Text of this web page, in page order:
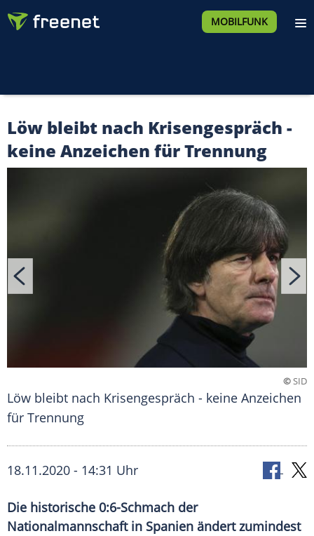
MOBILFUNK
Löw bleibt nach Krisengespräch -
keine Anzeichen für Trennung
©SID
Löw bleibt nach Krisengespräch - keine Anzeichen
für Trennung
18.11.2020 - 14:31 Uhr
Die historische 0:6-Schmach der
Nationalmannschaft in Spanien ändert zumindest